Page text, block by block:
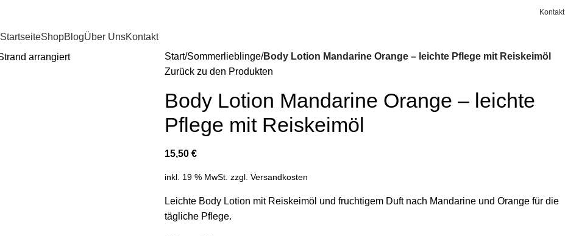
Kontakt
StartseiteShopBlogÜber UnsKontakt
Start Sommerlieblinge Body Lotion Mandarine Orange – leichte Pflege mit Reiskeimöl
Zurück zu den Produkten
Body Lotion Mandarine Orange – leichte
Pflege mit Reiskeimöl
15,50 €
inkl. 19 % MwSt. zzgl. Versandkosten
Leichte Body Lotion mit Reiskeimöl und fruchtigem Duft nach Mandarine und Orange für die
tägliche Pflege.